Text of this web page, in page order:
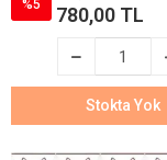
%5 780,00 TL
Stokta Yok